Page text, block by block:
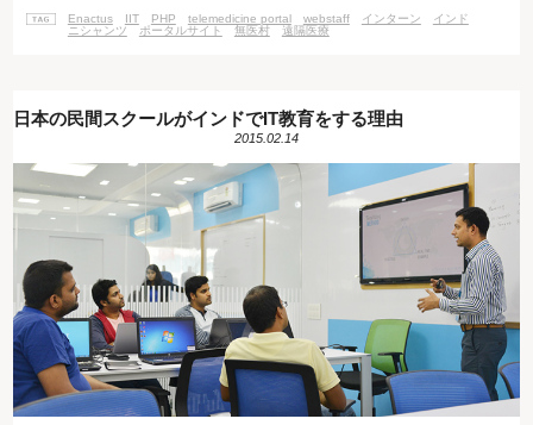
住む医者を繋げるために立ち上がりました。彼らはIT技術の力で、人工衛
星を介したインターネットアクセスを可能にし、無医村に医療を届ける手
Enactus IIT PHP telemedicine portal webstaff インターン
インド
ニシャンツ
ポータルサイト 無医村 遠隔医療
日本の民間スクールがインドでIT教育をする理由
2015.02.14